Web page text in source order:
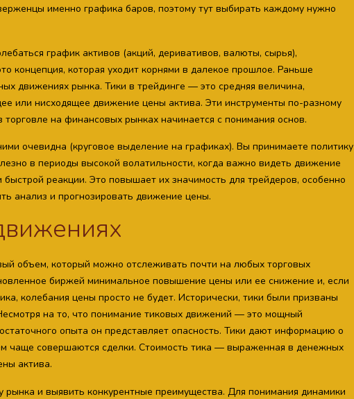
именно графика баров, поэтому тут выбирать каждому нужно
график активов (акций, деривативов, валюты, сырья),
концепция, которая уходит корнями в далекое прошлое. Раньше
движениях рынка. Тики в трейдинге — это средняя величина,
или нисходящее движение цены актива. Эти инструменты по-разному
на финансовых рынках начинается с понимания основ.
очевидна (круговое выделение на графиках). Вы принимаете политику
в периоды высокой волатильности, когда важно видеть движение
реакции. Это повышает их значимость для трейдеров, особенно
анализ и прогнозировать движение цены.
объем, который можно отслеживать почти на любых торговых
биржей минимальное повышение цены или ее снижение и, если
колебания цены просто не будет. Исторически, тики были призваны
на то, что понимание тиковых движений — это мощный
опыта он представляет опасность. Тики дают информацию о
чаще совершаются сделки. Стоимость тика — выраженная в денежных
актива.
и выявить конкурентные преимущества. Для понимания динамики